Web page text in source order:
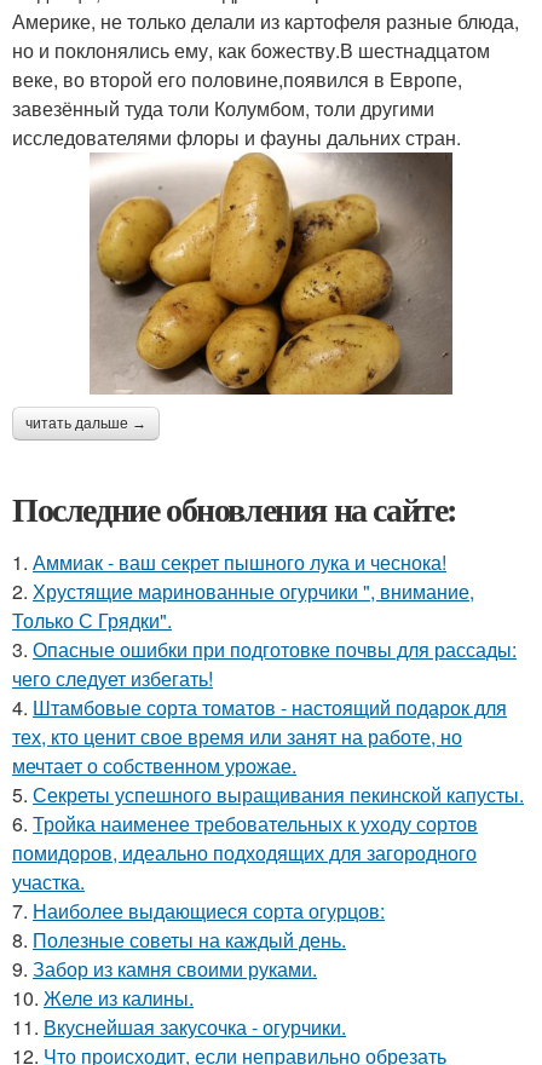
Америке, не только делали из картофеля разные блюда,
но и поклонялись ему, как божеству.В шестнадцатом
веке, во второй его половине,появился в Европе,
завезённый туда толи Колумбом, толи другими
исследователями флоры и фауны дальних стран.
читать дальше →
Последние обновления на сайте:
1. Аммиак - ваш секрет пышного лука и чеснока!
2. Хрустящие маринованные огурчики ", внимание,
Только С Грядки".
3. Опасные ошибки при подготовке почвы для рассады:
чего следует избегать!
4. Штамбовые сорта томатов - настоящий подарок для
тех, кто ценит свое время или занят на работе, но
мечтает о собственном урожае.
5. Секреты успешного выращивания пекинской капусты.
6. Тройка наименее требовательных к уходу сортов
помидоров, идеально подходящих для загородного
участка.
7. Наиболее выдающиеся сорта огурцов:
8. Полезные советы на каждый день.
9. Забор из камня своими руками.
10. Желе из калины.
11. Вкуснейшая закусочка - огурчики.
12. Что происходит, если неправильно обрезать